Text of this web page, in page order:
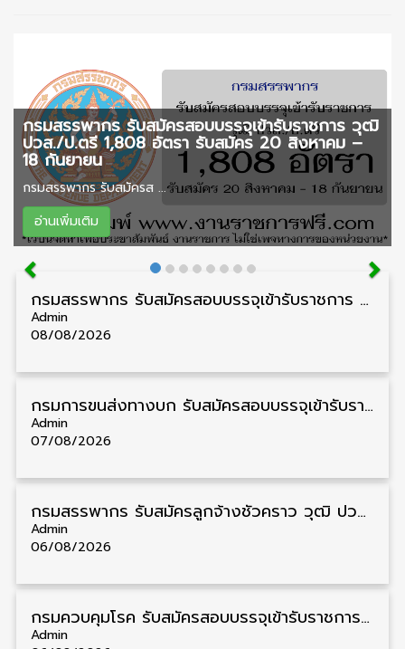
กรมสรรพากร รับสมัครสอบบรรจุเข้ารับราชการ วุฒิ
ปวส./ป.ตรี 1,808 อัตรา รับสมัคร 20 สิงหาคม –
18 กันยายน
กรมสรรพากร รับสมัครส ...
อ่านเพิ่มเติม
กรมสรรพากร รับสมัครสอบบรรจุเข้ารับราชการ วุฒิ ปวส./ป.ตรี 1,808 อัตรา รับสมัคร 20 สิงหาคม – 18 กันยายน
Admin
08/08/2026
กรมการขนส่งทางบก รับสมัครสอบบรรจุเข้ารับราชการ วุฒิ ปวส. 24 อัตรา รับสมัคร 18 สิงหาคม – 7 กันยายน
Admin
07/08/2026
กรมสรรพากร รับสมัครลูกจ้างชั่วคราว วุฒิ ปวช./ป.ตรี 138 อัตรา รับสมัคร 17 – 31 สิงหาคม
Admin
06/08/2026
กรมควบคุมโรค รับสมัครสอบบรรจุเข้ารับราชการ วุฒิ ปวส./ป.ตรี 17 อัตรา รับสมัคร 17 สิงหาคม – 4 กันยายน
Admin